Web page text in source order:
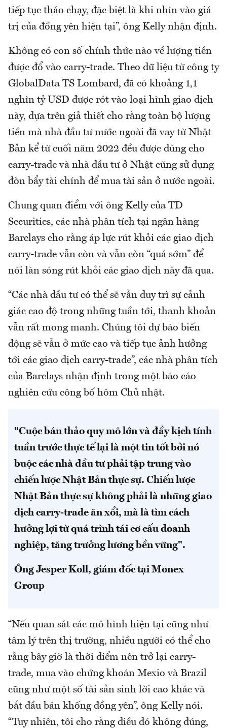
tiếp tục tháo chạy, đặc biệt là khi nhìn vào giá
trị của đồng yên hiện tại”, ông Kelly nhận định.
Không có con số chính thức nào về lượng tiền
được đổ vào carry-trade. Theo dữ liệu từ công ty
GlobalData TS Lombard, đã có khoảng 1,1
nghìn tỷ USD được rót vào loại hình giao dịch
này, dựa trên giả thiết cho rằng toàn bộ lượng
tiền mà nhà đầu tư nước ngoài đã vay từ Nhật
Bản kể từ cuối năm 2022 đều được dùng cho
carry-trade và nhà đầu tư ở Nhật cũng sử dụng
đòn bẩy tài chính để mua tài sản ở nước ngoài.
Chung quan điểm với ông Kelly của TD
Securities, các nhà phân tích tại ngân hàng
Barclays cho rằng áp lực rút khỏi các giao dịch
carry-trade vẫn còn và vẫn còn “quá sớm” để
nói làn sóng rút khỏi các giao dịch này đã qua.
“Các nhà đầu tư có thể sẽ vẫn duy trì sự cảnh
giác cao độ trong những tuần tới, thanh khoản
vẫn rất mong manh. Chúng tôi dự báo biến
động sẽ vẫn ở mức cao và tiếp tục ảnh hưởng
tới các giao dịch carry-trade”, các nhà phân tích
của Barclays nhận định trong một báo cáo
nghiên cứu công bố hôm Chủ nhật.
"Cuộc bán thảo quy mô lớn và đầy kịch tính
tuần trước thực tế lại là một tin tốt bởi nó
buộc các nhà đầu tư phải tập trung vào
chiến lược Nhật Bản thực sự. Chiến lược
Nhật Bản thực sự không phải là những giao
dịch carry-trade ăn xổi, mà là tìm cách
hưởng lợi từ quá trình tái cơ cấu doanh
nghiệp, tăng trưởng lương bền vững".
Ông Jesper Koll, giám đốc tại Monex
Group
“Nếu quan sát các mô hình hiện tại cũng như
tâm lý trên thị trường, nhiều người có thể cho
rằng bây giờ là thời điểm nên trở lại carry-
trade, mua vào chứng khoán Mexio và Brazil
cũng như một số tài sản sinh lời cao khác và
bắt đầu bán khống đồng yên”, ông Kelly nói.
“Tuy nhiên, tôi cho rằng điều đó không đúng,